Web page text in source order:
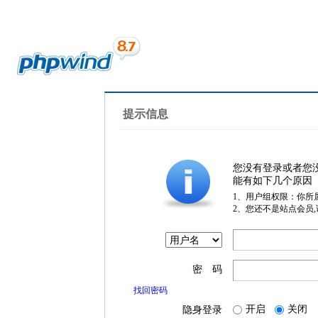
提示信息
您没有登录或者您
能有如下几个原因
1、用户组权限：你所
2、您还不是站点会员
密 码
找回密码
隐身登录 开启 关闭